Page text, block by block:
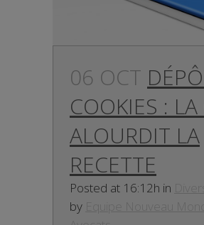
06 OCT
COOKIES :
ALOURDIT LA
RECETTE
Posted at 16:12h in
by